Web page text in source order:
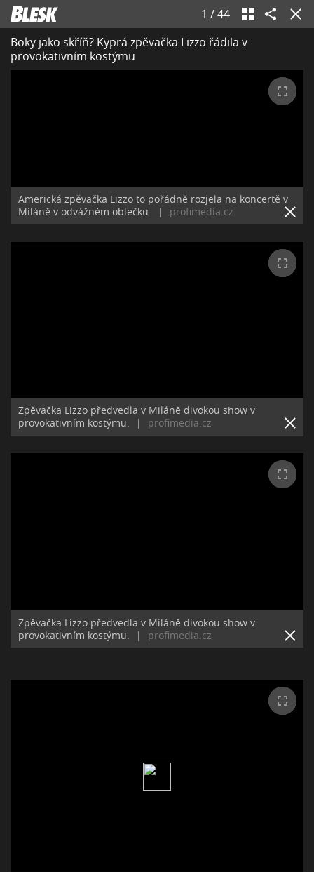
1 /44
Boky jako skříň? Kyprá zpěvačka Lizzo řádila v
provokativním kostýmu
Americká zpěvačka Lizzo to pořádně rozjela na koncertě v
Miláně v odvážném oblečku.
| profimedia.cz
Zpěvačka Lizzo předvedla v Miláně divokou show v
provokativním kostýmu.
| profimedia.cz
Zpěvačka Lizzo předvedla v Miláně divokou show v
provokativním kostýmu.
| profimedia.cz